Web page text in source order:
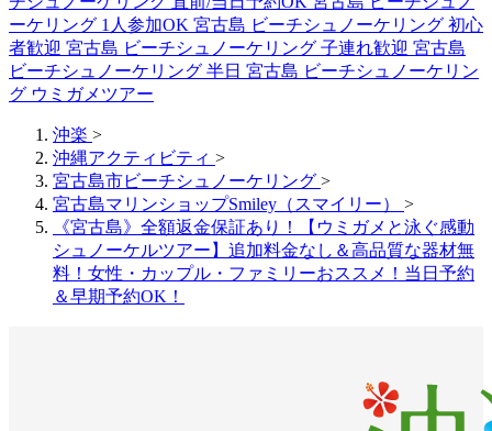
ーケリング 1人参加OK 宮古島 ビーチシュノーケリング 初心
者歓迎 宮古島 ビーチシュノーケリング 子連れ歓迎 宮古島
ビーチシュノーケリング 半日 宮古島 ビーチシュノーケリン
グ ウミガメツアー
沖楽 >
沖縄アクティビティ >
宮古島市ビーチシュノーケリング >
宮古島マリンショップSmiley（スマイリー） >
《宮古島》全額返金保証あり！【ウミガメと泳ぐ感動
シュノーケルツアー】追加料金なし＆高品質な器材無
料！女性・カップル・ファミリーおススメ！当日予約
＆早期予約OK！